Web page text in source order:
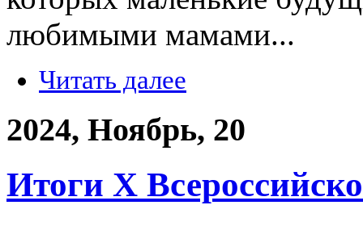
любимыми мамами...
Читать далее
2024, Ноябрь, 20
Итоги X